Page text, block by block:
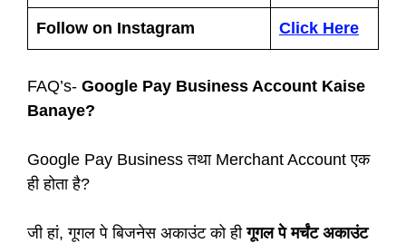
Follow on Instagram Click Here
FAQ’s- Google Pay Business Account Kaise
Banaye?
Google Pay Business तथा Merchant Account एक
ही होता है?
जी हां, गूगल पे बिजनेस अकाउंट को हीगूगल पे मर्चंट अकाउंट